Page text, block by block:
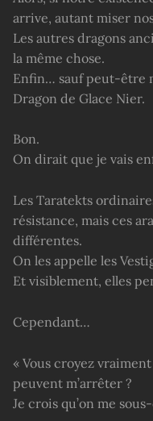
arrive, autant miser
Les autres dragons
la même chose.
Enfin… sauf peut-être
Dragon de Glace Nier.
Bon.
On dirait que je vais
Les Taratekts
résistance, mais ces
différentes.
On les appelle les
Et visiblement, elles
Cependant…
« Vous croyez
peuvent m’arrêter ?
Je crois qu’on me